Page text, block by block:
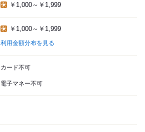
￥1,000～￥1,999
￥1,000～￥1,999
利用金額分布を見る
カード不可
電子マネー不可